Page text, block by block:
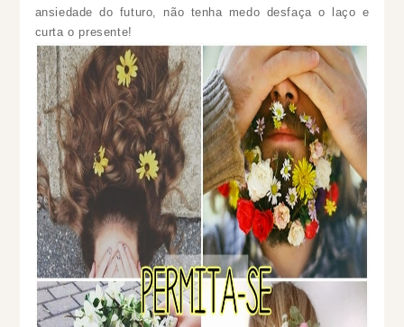
ansiedade do futuro, não tenha medo desfaça o laço e
curta o presente!